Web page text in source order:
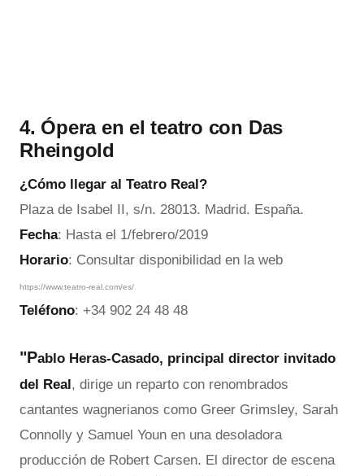
4. Ópera en el teatro con Das
Rheingold
¿Cómo llegar al Teatro Real?
Plaza de Isabel II, s/n. 28013. Madrid. España.
Fecha: Hasta el 1/febrero/2019
Horario: Consultar disponibilidad en la web
https://www.teatro-real.com/es/
Teléfono: +34 902 24 48 48
"Pablo Heras-Casado, principal director invitado
del Real, dirige un reparto con renombrados
cantantes wagnerianos como Greer Grimsley, Sarah
Connolly y Samuel Youn en una desoladora
producción de Robert Carsen. El director de escena